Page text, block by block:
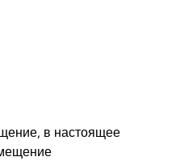
в настоящее